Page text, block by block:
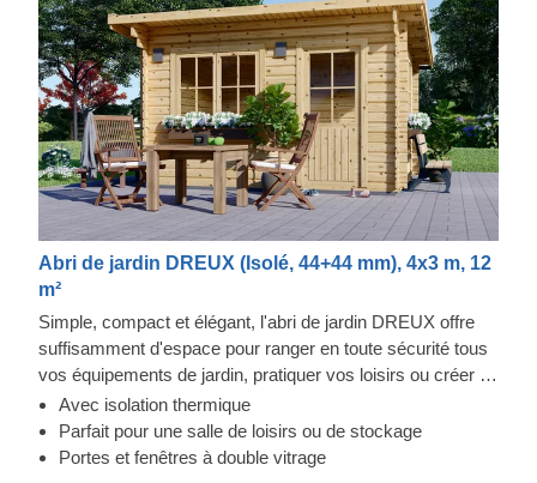
Abri de jardin DREUX (Isolé, 44+44 mm), 4x3 m, 12
m²
Simple, compact et élégant, l'abri de jardin DREUX offre
suffisamment d'espace pour ranger en toute sécurité tous
vos équipements de jardin, pratiquer vos loisirs ou créer un
espace ensoleillé dans votre jardin pour pouvoir se reposer
et se détendre confortablement. La robustesse et la facilité
de construction font de cet abri de jardin de style
Avec isolation thermique
Parfait pour une salle de loisirs ou de stockage
Portes et fenêtres à double vitrage